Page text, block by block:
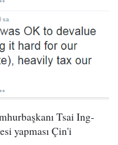
Tsai Ing-
yapması Çin'i